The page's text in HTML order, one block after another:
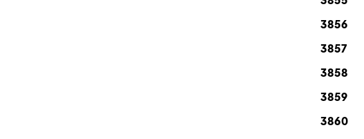
3856
3857
3858
3859
3860